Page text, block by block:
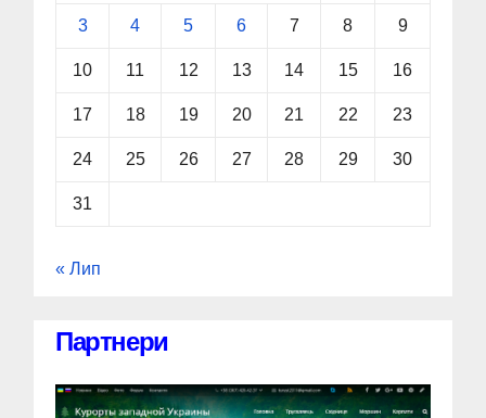
3 4 5 6 7 8 9
10 11 12 13 14 15 16
17 18 19 20 21 22 23
24 25 26 27 28 29 30
31
« Лип
Партнери